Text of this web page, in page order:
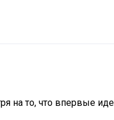
на то, что впервые